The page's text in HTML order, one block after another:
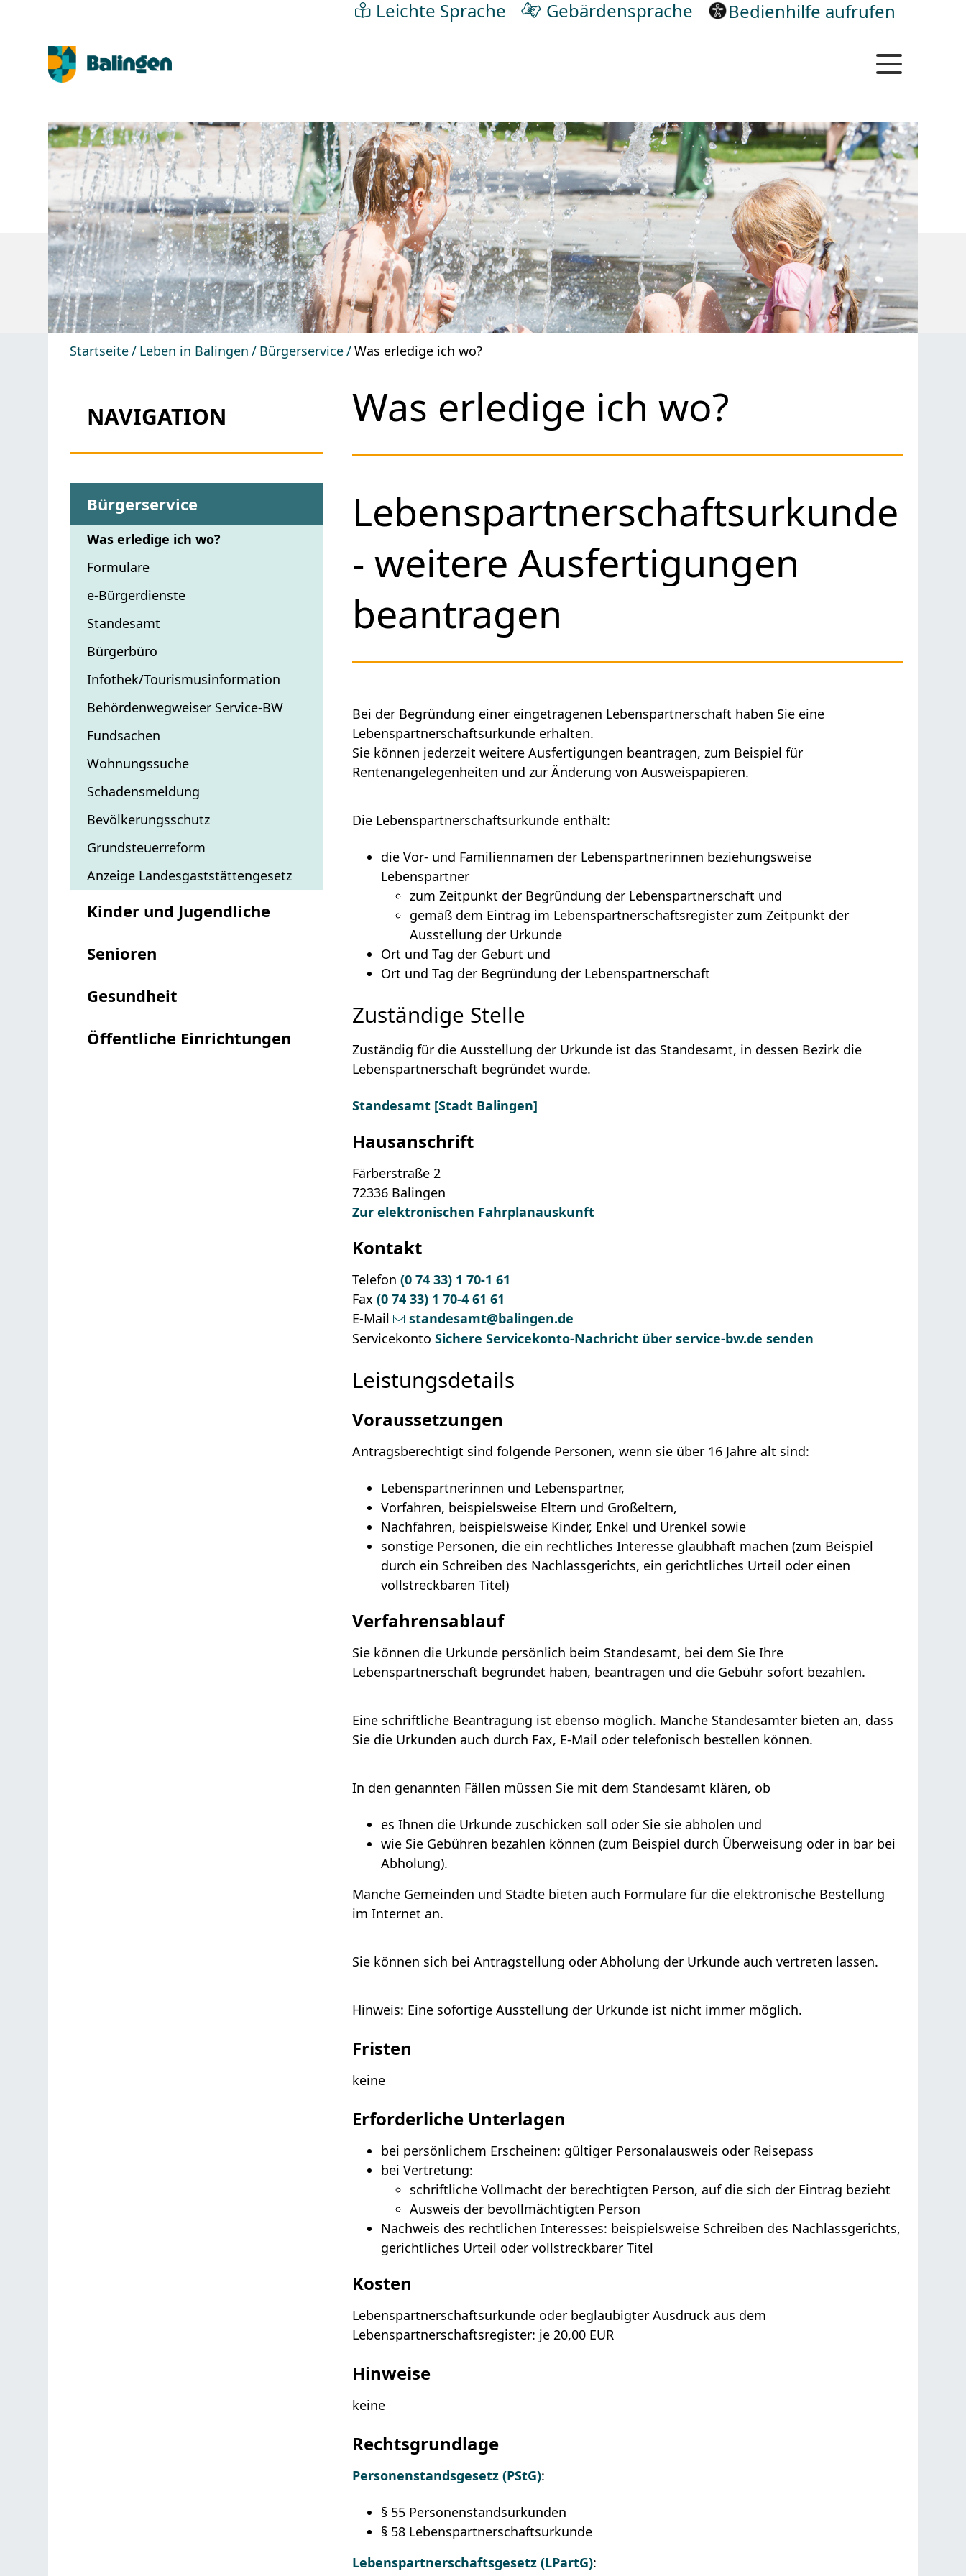
Leichte Sprache Gebärdensprache Bedienhilfe aufrufen
Startseite Leben in Balingen Bürgerservice Was erledige ich wo?
NAVIGATION
Bürgerservice
Was erledige ich wo?
Formulare
e-Bürgerdienste
Standesamt
Bürgerbüro
Infothek/Tourismusinformation
Behördenwegweiser Service-BW
Fundsachen
Wohnungssuche
Schadensmeldung
Bevölkerungsschutz
Grundsteuerreform
Anzeige Landesgaststättengesetz
Kinder und Jugendliche
Senioren
Gesundheit
Öffentliche Einrichtungen
Was erledige ich wo?
Lebenspartnerschaftsurkunde
- weitere Ausfertigungen
beantragen
Bei der Begründung einer eingetragenen Lebenspartnerschaft haben Sie eine
Lebenspartnerschaftsurkunde erhalten.
Sie können jederzeit weitere Ausfertigungen beantragen,zum Beispiel für
Rentenangelegenheiten und zur Änderung von Ausweispapieren.
Die Lebenspartnerschaftsurkunde enthält:
die Vor- und Familiennamen der Lebenspartnerinnen beziehungsweise
Lebenspartner
zum Zeitpunkt der Begründung der Lebenspartnerschaft und
gemäß dem Eintrag im Lebenspartnerschaftsregister zum Zeitpunkt der
Ausstellung der Urkunde
Ort und Tag der Geburt und
Ort und Tag der Begründung der Lebenspartnerschaft
Zuständige Stelle
Zuständig für die Ausstellung der Urkunde ist das Standesamt, in dessen Bezirk die
Lebenspartnerschaft begründet wurde.
Standesamt [Stadt Balingen]
Hausanschrift
Färberstraße 2
72336 Balingen
Zur elektronischen Fahrplanauskunft
Kontakt
Telefon (0 74 33) 1 70-1 61
Fax (0 74 33) 1 70-4 61 61
E-Mail
standesamt@balingen.de
Servicekonto Sichere Servicekonto-Nachricht über service-bw.de senden
Leistungsdetails
Voraussetzungen
Antragsberechtigt sind folgende Personen, wenn sie über 16 Jahre alt sind:
Lebenspartnerinnen und Lebenspartner,
Vorfahren, beispielsweise Eltern und Großeltern,
Nachfahren, beispielsweise Kinder, Enkel und Urenkel sowie
sonstige Personen, die ein rechtliches Interesse glaubhaft machen (zum Beispiel
durch ein Schreiben des Nachlassgerichts, ein gerichtliches Urteil oder einen
vollstreckbaren Titel)
Verfahrensablauf
Sie können die Urkunde persönlich beim Standesamt, bei dem Sie Ihre
Lebenspartnerschaft begründet haben, beantragen und die Gebühr sofort bezahlen.
Eine schriftliche Beantragung ist ebenso möglich. Manche Standesämter bieten an, dass
Sie die Urkunden auch durch Fax, E-Mail oder telefonisch bestellen können.
In den genannten Fällen müssen Sie mit dem Standesamt klären, ob
es Ihnen die Urkunde zuschicken soll oder Sie sie abholen und
wie Sie Gebühren bezahlen können (zum Beispiel durch Überweisung oder in bar bei
Abholung).
Manche Gemeinden und Städte bieten auch Formulare für die elektronische Bestellung
im Internet an.
Sie können sich bei Antragstellung oder Abholung der Urkunde auch vertreten lassen.
Hinweis: Eine sofortige Ausstellung der Urkunde ist nicht immer möglich.
Fristen
keine
Erforderliche Unterlagen
bei persönlichem Erscheinen: gültiger Personalausweis oder Reisepass
bei Vertretung:
schriftliche Vollmacht der berechtigten Person, auf die sich der Eintrag bezieht
Ausweis der bevollmächtigten Person
Nachweis des rechtlichen Interesses: beispielsweise Schreiben des Nachlassgerichts,
gerichtliches Urteil oder vollstreckbarer Titel
Kosten
Lebenspartnerschaftsurkunde oder beglaubigter Ausdruck aus dem
Lebenspartnerschaftsregister: je 20,00 EUR
Hinweise
keine
Rechtsgrundlage
Personenstandsgesetz (PStG):
§ 55 Personenstandsurkunden
§ 58 Lebenspartnerschaftsurkunde
Lebenspartnerschaftsgesetz (LPartG):